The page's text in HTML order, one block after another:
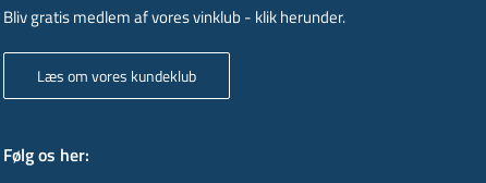
Bliv gratis medlem af vores vinklub - klik herunder.
Læs om vores kundeklub
Følg os her: